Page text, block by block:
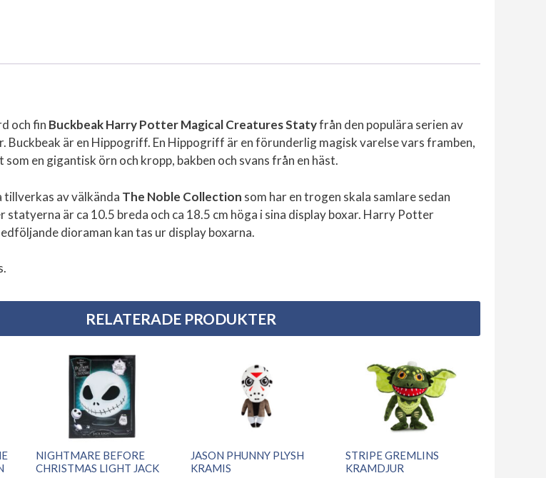
och fin Buckbeak Harry Potter Magical Creatures Statyfrån den populära serien av
Buckbeak är en Hippogriff. En Hippogriff är en förunderlig magisk varelse vars framben,
som en gigantisk örn och kropp, bakben och svans från en häst.
tillverkas av välkända The Noble Collection som har en trogen skala samlare sedan
statyerna är ca 10.5 breda och ca 18.5 cm höga i sina display boxar. Harry Potter
dioraman kan tas ur display boxarna.
RELATERADE PRODUKTER
NIGHTMARE BEFORE
CHRISTMAS LIGHT JACK
JASON PHUNNY PLYSH
KRAMIS
STRIPE GREMLINS
KRAMDJUR